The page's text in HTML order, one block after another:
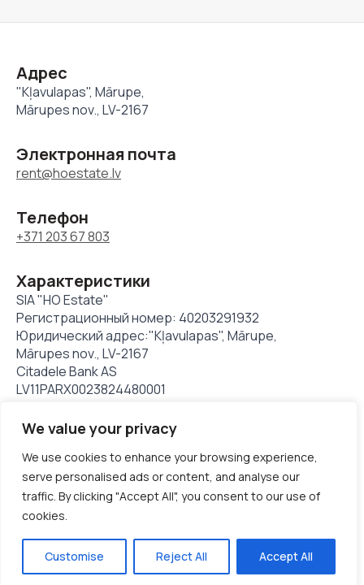
We value your privacy
We use cookies to enhance your browsing experience,
serve personalised ads or content, and analyse our
traffic. By clicking "Accept All", you consent to our use of
cookies.
Customise Reject All Accept All
Адрес
"Kļavulapas", Mārupe,
Mārupes nov., LV-2167
Электронная почта
rent@hoestate.lv
Телефон
+371 203 67 803
Характеристики
SIA "HO Estate"
Регистрационный номер: 40203291932
Юридический адрес:"Kļavulapas", Mārupe,
Mārupes nov., LV-2167
Citadele Bank AS
LV11PARX0023824480001
Политика
конфиденциальности
Политика использования
+371 203 67 803